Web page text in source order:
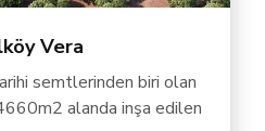
Vera
semtlerinden biri olan
alanda inşa edilen